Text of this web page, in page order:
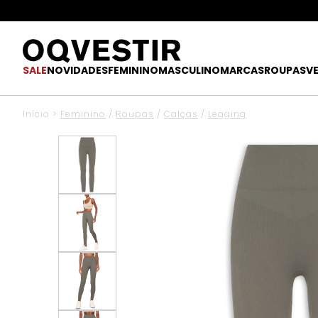
SALENOVIDADESFEMININOMASCULINOMARCASROUPAS
Início > Feminino / Roupas / Calças / Legging